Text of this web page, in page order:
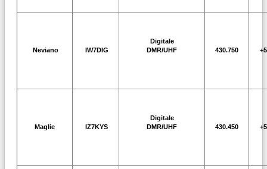
Neviano IW7DIG
Digitale
DMR/UHF
430.750
Maglie IZ7KYS
Digitale
DMR/UHF
430.450